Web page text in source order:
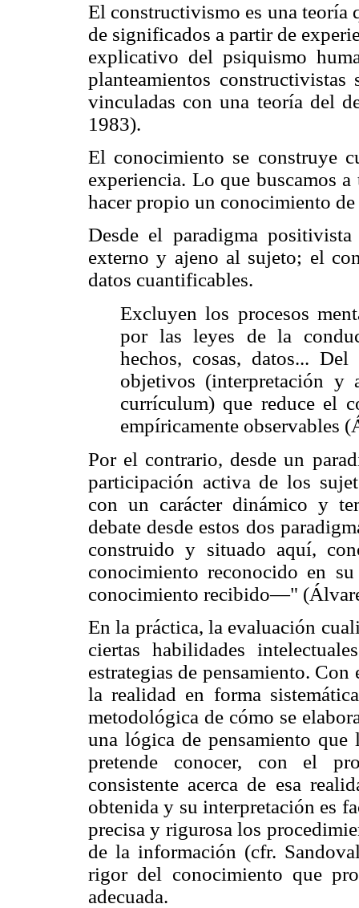
El constructivismo es una teoría
de significados a partir de
explicativo del psiquismo
planteamientos constructivistas
vinculadas con una teoría del
1983).
El conocimiento se construye
experiencia. Lo que buscamos
hacer propio un conocimiento de
Desde el paradigma
externo y ajeno al sujeto; el
datos cuantificables.
Excluyen los procesos
por las leyes de la
hechos, cosas, datos...
objetivos (interpretación y
currículum) que reduce el
empíricamente observables
Por el contrario, desde un
participación activa de los
con un carácter dinámico y
debate desde estos dos
construido y situado aquí,
conocimiento reconocido en
conocimiento recibido—"
En la práctica, la evaluación
ciertas habilidades
estrategias de pensamiento.
la realidad en forma
metodológica de cómo se
una lógica de pensamiento
pretende conocer, con el
consistente acerca de esa
obtenida y su interpretación es
precisa y rigurosa los
de la información (cfr.
rigor del conocimiento que
adecuada.